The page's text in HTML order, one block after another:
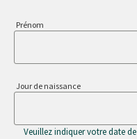
Prénom
Jour de naissance
Veuillez indiquer votre date de